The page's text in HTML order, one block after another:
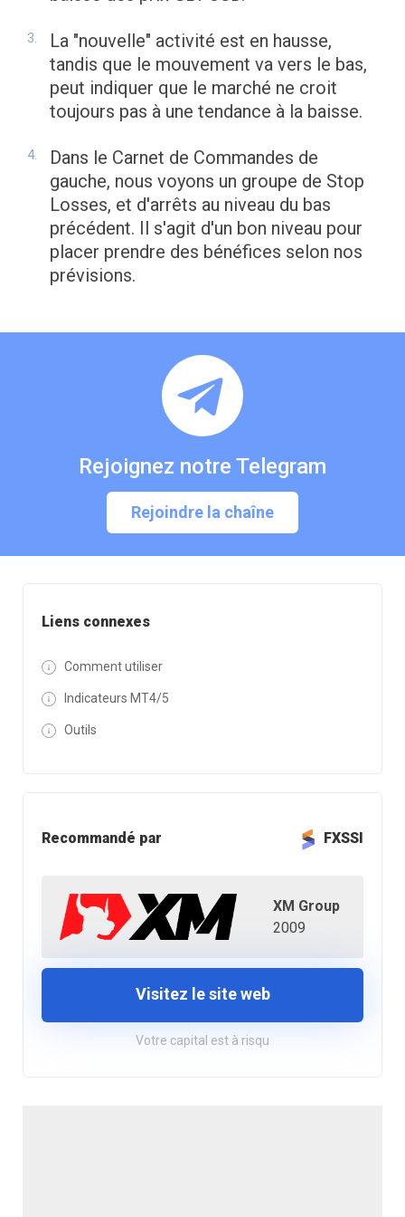
Liens connexes
Comment utiliser
Indicateurs MT4/5
Outils
Recommandé par FXSSI
XM Group
2009
Visitez le site web
Votre capital est à risqu
La "nouvelle" activité est en hausse,
tandis que le mouvement va vers le bas,
peut indiquer que le marché ne croit
toujours pas à une tendance à la baisse.
Dans le Carnet de Commandes de
gauche, nous voyons un groupe de Stop
Losses, et d'arrêts au niveau du bas
précédent. Il s'agit d'un bon niveau pour
placer prendre des bénéfices selon nos
prévisions.
Rejoignez notre Telegram
Rejoindre la chaîne